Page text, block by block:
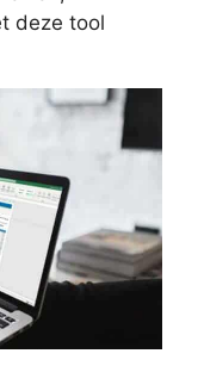
deze tool